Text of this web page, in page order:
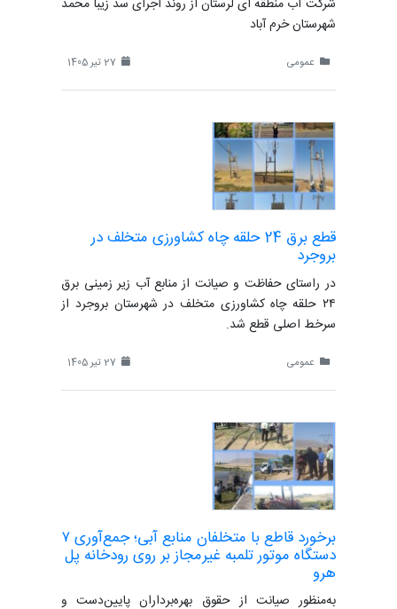
شرکت آب منطقه ای لرستان از روند اجرای سد زیبا محمد
شهرستان خرم آباد
عمومی
قطع برق 24 حلقه چاه کشاورزی متخلف در
بروجرد
در راستای حفاظت و صیانت از منابع آب زیر زمینی برق
۲۴ حلقه چاه کشاورزی متخلف در شهرستان بروجرد از
سرخط اصلی قطع شد.
عمومی
برخورد قاطع با متخلفان منابع آبی؛ جمع‌آوری ۷
دستگاه موتور تلمبه غیرمجاز بر روی رودخانه پل
هرو
به‌منظور صیانت از حقوق بهره‌برداران پایین‌دست و